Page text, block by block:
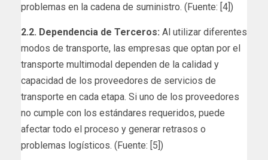
problemas en la cadena de suministro. (Fuente: [4])
2.2. Dependencia de Terceros: Al utilizar diferentes
modos de transporte, las empresas que optan por el
transporte multimodal dependen de la calidad y
capacidad de los proveedores de servicios de
transporte en cada etapa. Si uno de los proveedores
no cumple con los estándares requeridos, puede
afectar todo el proceso y generar retrasos o
problemas logísticos. (Fuente: [5])